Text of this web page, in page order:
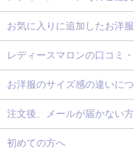
お気に入りに追加したお洋
レディースマロンの口コミ
お洋服のサイズ感の違いに
注文後、メールが届かない方
初めての方へ